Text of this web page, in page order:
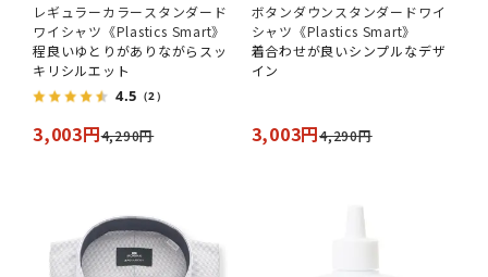
レギュラーカラースタンダード
ワイシャツ《Plastics Smart》
程良いゆとりがありながらスッ
キリシルエット
4.5 （2）
3,003円4,290円
ボタンダウンスタンダードワイ
シャツ《Plastics Smart》
着合わせが良いシンプルなデザ
イン
3,003円4,290円